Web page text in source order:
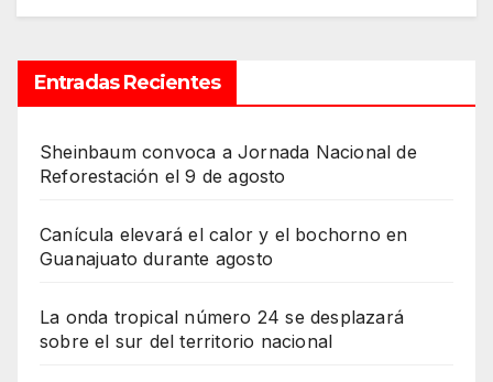
Entradas Recientes
Sheinbaum convoca a Jornada Nacional de
Reforestación el 9 de agosto
Canícula elevará el calor y el bochorno en
Guanajuato durante agosto
La onda tropical número 24 se desplazará
sobre el sur del territorio nacional